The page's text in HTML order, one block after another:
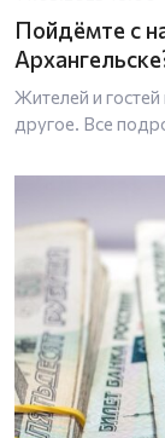
Пойдёмте с
Жителей и
другое. Все